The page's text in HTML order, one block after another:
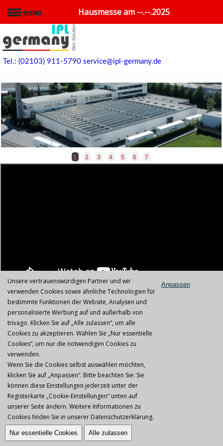
Hausmesse am --.--.2025
Tel.: (02103) 911-5790 service@ipl-germany.de
1 2 3 4 5 6 7
Impressum|AGB|Datenschutz |Jobs & Karriere
Copyright © 2026 IPL Germany GmbH
Unsere vertrauenswürdigen Partner und wir
verwenden Cookies sowie ähnliche Technologien für
bestimmte Funktionen der Website, Analysen und
personalisierte Werbung auf und außerhalb von
trivago. Klicken Sie auf „Alle zulassen“, um alle
Cookies zu akzeptieren. Wählen Sie „Nur essentielle
Cookies“, um nur die notwendigen Cookies zu
verwenden.
Wenn Sie die Cookies selbst auswählen möchten,
klicken Sie auf „Anpassen“. Bitte beachten Sie: Sie
können diese Einstellungen jederzeit unter der
Registerkarte „Cookie-Einstellungen“ unten auf
unserer Seite ändern. Weitere Informationen zu
Cookies finden Sie in unserer Datenschutzerklärung.
Anpassen
Nur essentielle Cookies Alle zulassen